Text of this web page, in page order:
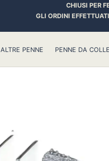
CHIUSI PER
GLI ORDINI
ALTRE PENNE PENNE DA